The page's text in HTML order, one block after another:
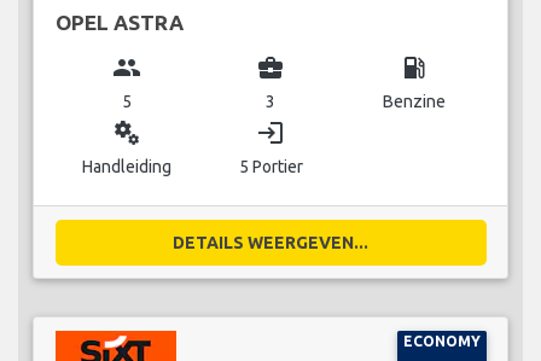
OPEL ASTRA
group
5
business_center
3
local_gas_station
Benzine
miscellaneous_services
Handleiding
login
5 Portier
DETAILS WEERGEVEN...
ECONOMY